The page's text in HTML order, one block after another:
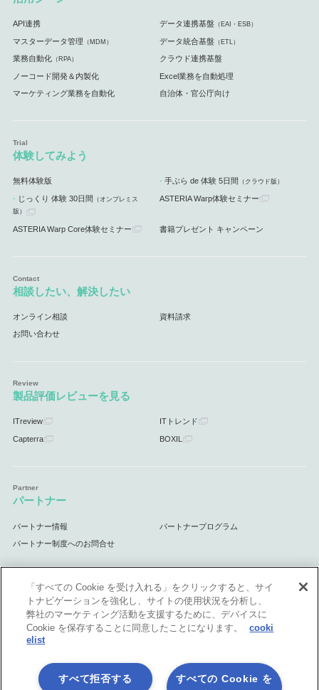
API連携 データ連携基盤 （EAI・ESB）
マスターデータ管理 （MDM） データ統合基盤 （ETL）
業務自動化（RPA） クラウド連携基盤
ノーコード開発＆内製化 Excel業務を自動処理
マーケティング業務を自動化 自治体・官公庁向け
体験してみよう
無料体験版 手ぶら de 体験 5日間 （クラウド版）
じっくり 体験 30日間 （オンプレミス
版）
ASTERIA Warp体験セミナー
ASTERIA Warp Core体験セミナー 書籍プレゼント キャンペーン
相談したい、解決したい
オンライン相談 資料請求
お問い合わせ
製品評価レビューを見る
ITreview ITトレンド
Capterra BOXIL
パートナー
パートナー情報 パートナープログラム
パートナー制度へのお問合せ
サポート
サポート情報
「すべての Cookie を受け入れる」をクリックすると、サイ
トナビゲーションを強化し、サイトの使用状況を分析し、
弊社のマーケティング活動を支援するために、デバイスに
Cookie を保存することに同意したことになります。
cooki
elist
すべての Cookie を
すべて拒否する